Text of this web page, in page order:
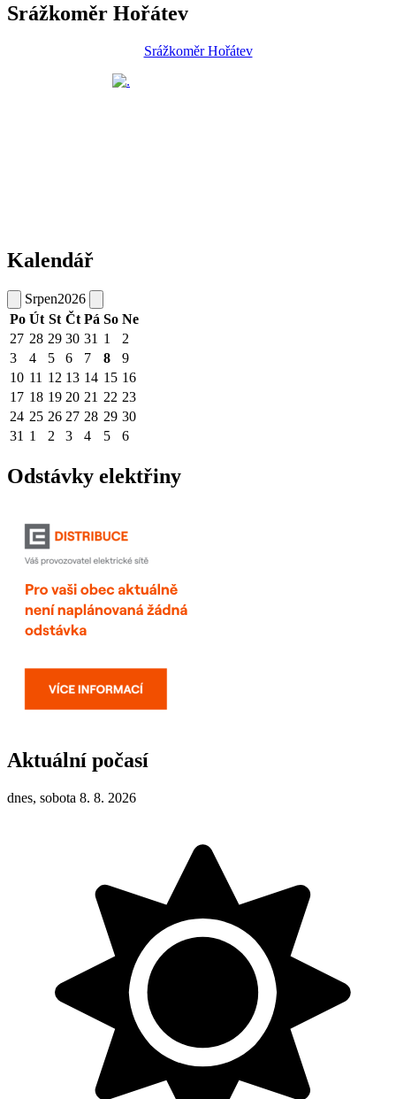
Srážkoměr Hořátev
Srážkoměr Hořátev
Kalendář
Srpen2026
Po Út St Čt Pá So Ne
27 28 29 30 31 1
2
3
4 5 6 7 8
9
10 11 12 13 14 15 16
17 18 19 20 21 22 23
24 25 26 27 28 29 30
31 1 2 3 4 5 6
Odstávky elektřiny
Aktuální počasí
dnes, sobota 8. 8. 2026